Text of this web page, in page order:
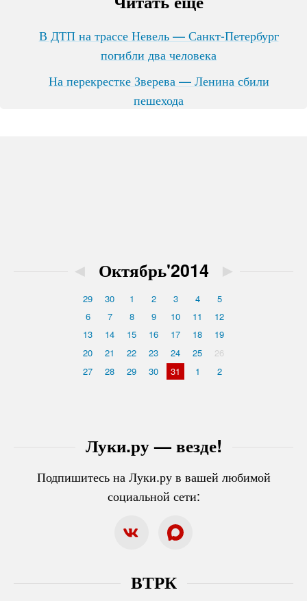
В ДТП на трассе Невель — Санкт-Петербург
погибли два человека
На перекрестке Зверева — Ленина сбили
пешехода
Луки.ру — везде!
Подпишитесь на Луки.ру в вашей любимой
социальной сети:
◄ Октябрь'2014 ►
29 30 1 2 3 4
5
6
7 8 9 10 11
12
13
14 15 16 17 18
19
20
21 22 23 24 25
26
27
28 29 30 31 1 2
ВТРК